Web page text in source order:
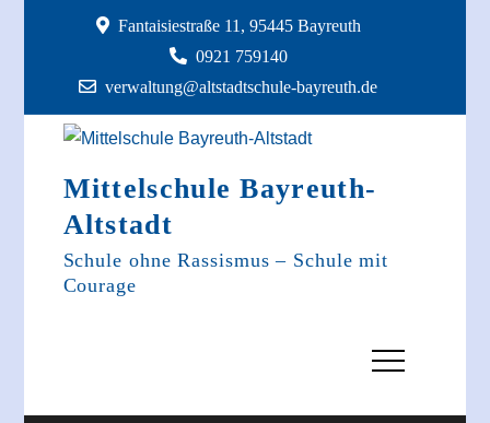
Fantaisiestraße 11, 95445 Bayreuth
0921 759140
verwaltung@altstadtschule-bayreuth.de
Mittelschule Bayreuth-
Altstadt
Schule ohne Rassismus – Schule mit
Courage